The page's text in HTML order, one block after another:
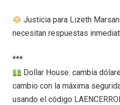
Justicia para Lizeth
necesitan respuestas
***
Dollar House: cambia
cambio con la máxima
usando el código